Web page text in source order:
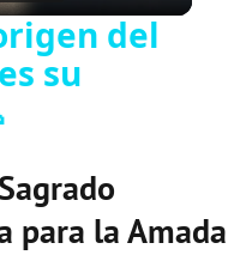
del
su
para la Amada